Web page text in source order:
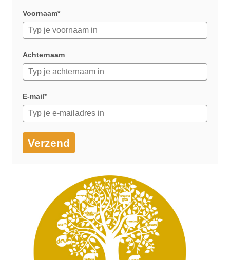
Voornaam*
Achternaam
E-mail*
Verzend